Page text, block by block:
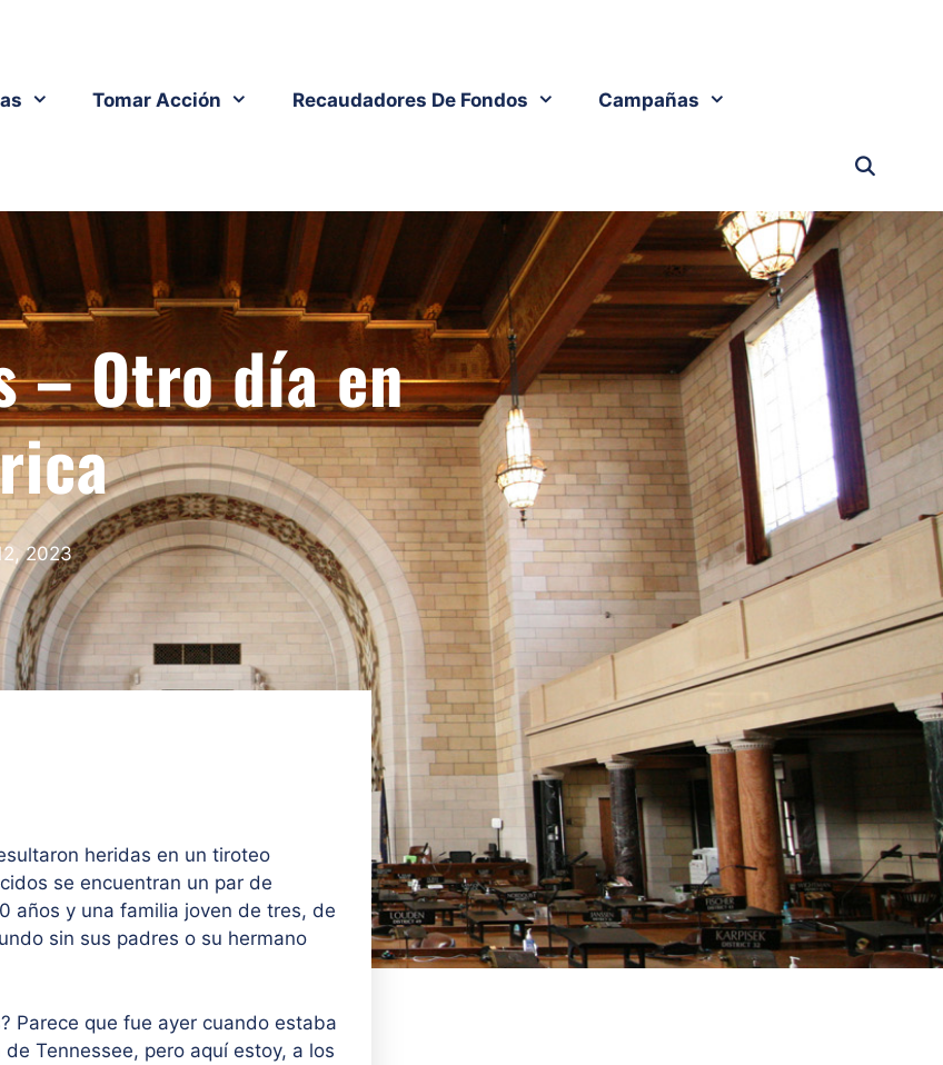
Tomar Acción Recaudadores De Fondos Campañas
– Otro día en
2023
heridas en un tiroteo
se encuentran un par de
años y una familia joven de tres, de
sin sus padres o su hermano
Parece que fue ayer cuando estaba
Tennessee, pero aquí estoy, a los